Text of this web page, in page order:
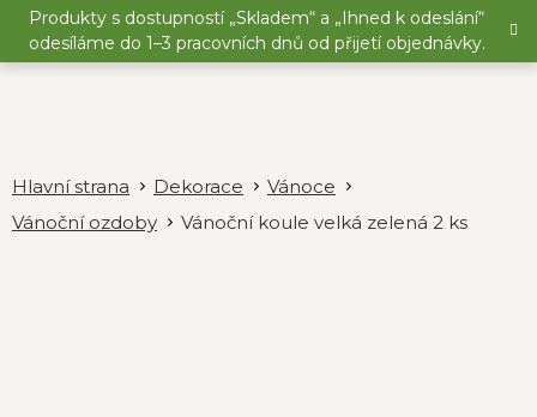
Přejít
obsah
Produkty s dostupností „Skladem“ a „Ihned k odeslání“
odesíláme do 1–3 pracovních dnů od přijetí objednávky.
Dekorace
Vánoce
Vánoční ozdoby
Vánoční koule velká zelená 2 ks